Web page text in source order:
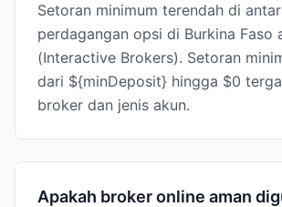
Setoran minimum terendah di
perdagangan opsi di Burkina Faso
(Interactive Brokers). Setoran
dari ${minDeposit} hingga $0
broker dan jenis akun.
Apakah broker online aman